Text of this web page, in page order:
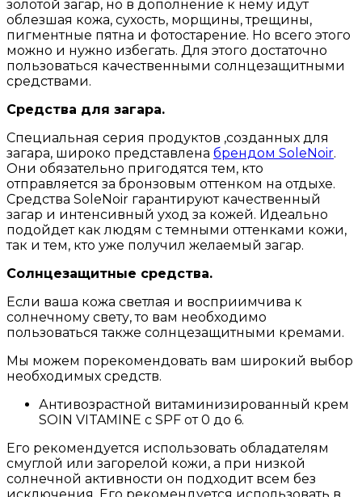
золотой загар, но в дополнение к нему идут
облезшая кожа, сухость, морщины, трещины,
пигментные пятна и фотостарение. Но всего этого
можно и нужно избегать. Для этого достаточно
пользоваться качественными солнцезащитными
средствами.
Средства для загара.
Специальная серия продуктов ,созданных для
загара, широко представлена брендом SoleNoir.
Они обязательно пригодятся тем, кто
отправляется за бронзовым оттенком на отдыхе.
Средства SoleNoir гарантируют качественный
загар и интенсивный уход за кожей. Идеально
подойдет как людям с темными оттенками кожи,
так и тем, кто уже получил желаемый загар.
Солнцезащитные средства.
Если ваша кожа светлая и восприимчива к
солнечному свету, то вам необходимо
пользоваться также солнцезащитными кремами.
Мы можем порекомендовать вам широкий выбор
необходимых средств.
Антивозрастной витаминизированный крем
SOIN VITAMINE с SPF от 0 до 6.
Его рекомендуется использовать обладателям
смуглой или загорелой кожи, а при низкой
солнечной активности он подходит всем без